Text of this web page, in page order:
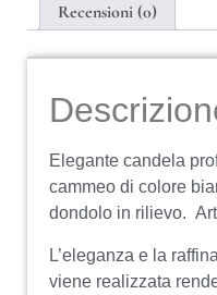
Recensioni (0)
Elegante candela
cammeo di colore
dondolo in rilievo.
L’eleganza e la
viene realizzata